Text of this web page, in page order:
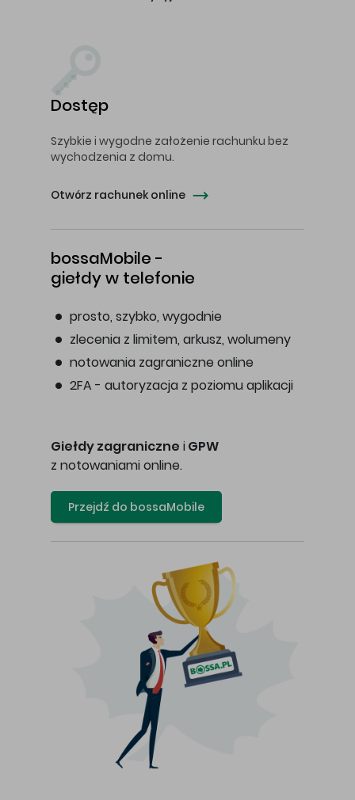
Dostęp
Szybkie i wygodne założenie rachunku bez
wychodzenia z domu.
Otwórz rachunek online
bossaMobile -
giełdy w telefonie
prosto, szybko, wygodnie
zlecenia z limitem, arkusz, wolumeny
notowania zagraniczne online
2FA - autoryzacja z poziomu aplikacji
Giełdy zagraniczne i GPW
z notowaniami online.
Przejdź do bossaMobile